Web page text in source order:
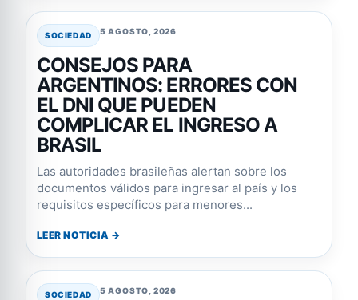
SOCIEDAD 5 AGOSTO, 2026
CONSEJOS PARA
ARGENTINOS: ERRORES CON
EL DNI QUE PUEDEN
COMPLICAR EL INGRESO A
BRASIL
Las autoridades brasileñas alertan sobre los
documentos válidos para ingresar al país y los
requisitos específicos para menores...
LEER NOTICIA →
SOCIEDAD 5 AGOSTO, 2026